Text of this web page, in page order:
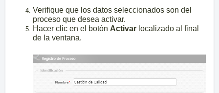
Verifique que los datos seleccionados son del
proceso que desea activar.
Hacer clic en el botón Activar localizado al final
de la ventana.